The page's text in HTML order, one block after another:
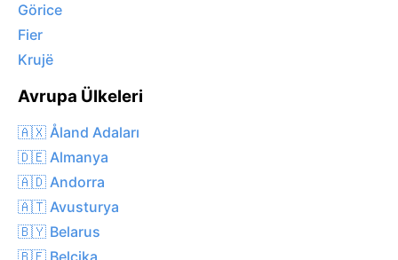
Görice
Fier
Krujë
Avrupa Ülkeleri
🇦🇽 Åland Adaları
🇩🇪 Almanya
🇦🇩 Andorra
🇦🇹 Avusturya
🇧🇾 Belarus
🇧🇪 Belçika